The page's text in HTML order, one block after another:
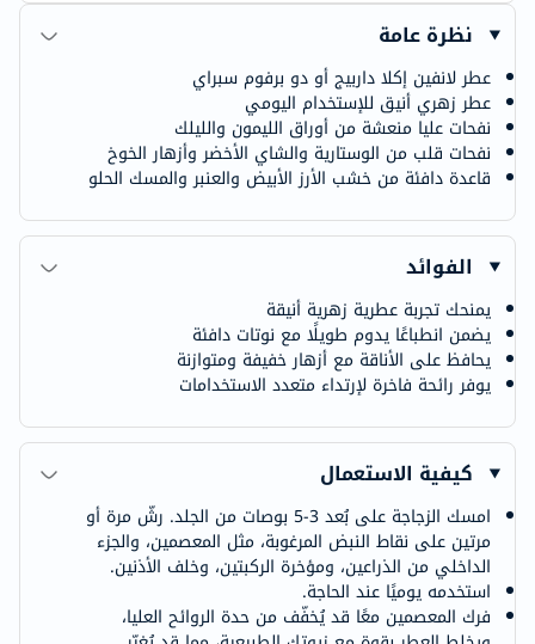
نظرة عامة
عطر لانفين إكلا داربيج أو دو برفوم سبراي
عطر زهري أنيق للإستخدام اليومي
نفحات عليا منعشة من أوراق الليمون والليلك
نفحات قلب من الوستارية والشاي الأخضر وأزهار الخوخ
قاعدة دافئة من خشب الأرز الأبيض والعنبر والمسك الحلو
الفوائد
يمنحك تجربة عطرية زهرية أنيقة
يضمن انطباعًا يدوم طويلًا مع نوتات دافئة
يحافظ على الأناقة مع أزهار خفيفة ومتوازنة
يوفر رائحة فاخرة لإرتداء متعدد الاستخدامات
كيفية الاستعمال
امسك الزجاجة على بُعد 3-5 بوصات من الجلد. رشّ مرة أو
مرتين على نقاط النبض المرغوبة، مثل المعصمين، والجزء
الداخلي من الذراعين، ومؤخرة الركبتين، وخلف الأذنين.
استخدمه يوميًا عند الحاجة.
فرك المعصمين معًا قد يُخفّف من حدة الروائح العليا،